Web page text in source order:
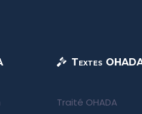
Textes
Traité OHADA